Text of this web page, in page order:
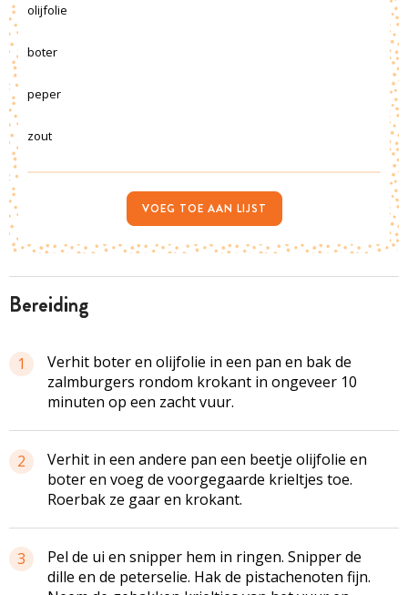
bereiding
1
Verhit boter en olijfolie in een pan en bak de
zalmburgers rondom krokant in ongeveer 10
minuten op een zacht vuur.
2
Verhit in een andere pan een beetje olijfolie en
boter en voeg de voorgegaarde krieltjes toe.
Roerbak ze gaar en krokant.
3
Pel de ui en snipper hem in ringen. Snipper de
dille en de peterselie. Hak de pistachenoten fijn.
olijfolie
boter
peper
zout
VOEG TOE AAN LIJST